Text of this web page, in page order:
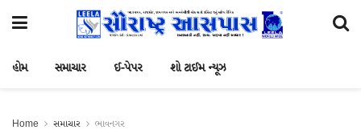
હોમ સમાચાર ઈ-પેપર શો ટાઈમ ન્યૂઝ
Home સમાચાર ભાવનગર